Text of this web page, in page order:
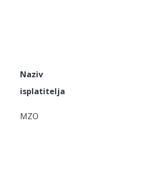
Naziv
isplatitelja
MZO